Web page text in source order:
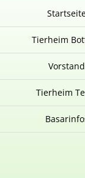
Tierheim
Vorstand
Tierheim